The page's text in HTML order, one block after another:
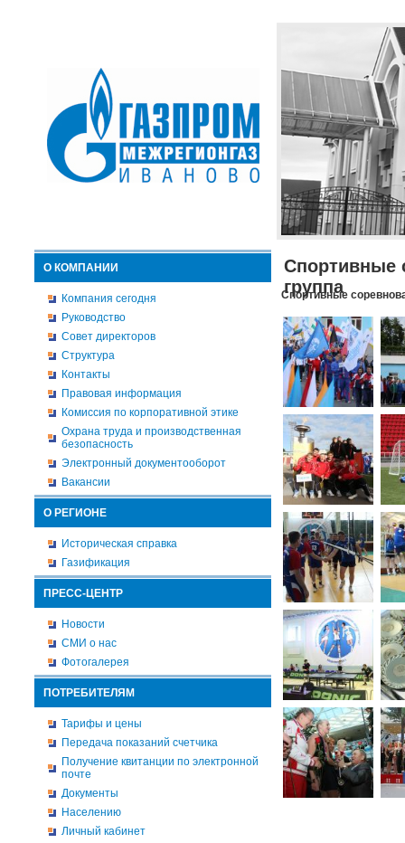
О КОМПАНИИ
Компания сегодня
Руководство
Совет директоров
Структура
Контакты
Правовая информация
Комиссия по корпоративной этике
Охрана труда и производственная
безопасность
Электронный документооборот
Вакансии
О РЕГИОНЕ
Историческая справка
Газификация
ПРЕСС-ЦЕНТР
Новости
СМИ о нас
Фотогалерея
ПОТРЕБИТЕЛЯМ
Тарифы и цены
Передача показаний счетчика
Получение квитанции по электронной
почте
Документы
Населению
Личный кабинет
Спортивные
группа
Спортивные